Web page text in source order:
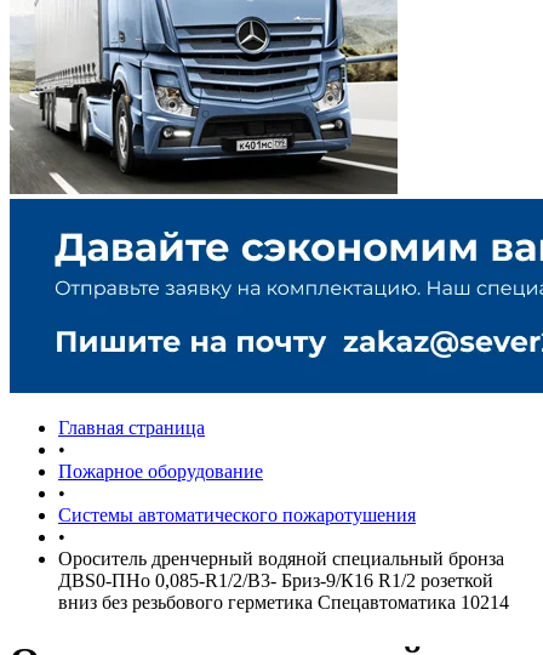
Главная страница
•
Пожарное оборудование
•
Системы автоматического пожаротушения
•
Ороситель дренчерный водяной специальный бронза
ДВS0-ПНо 0,085-R1/2/В3- Бриз-9/К16 R1/2 розеткой
вниз без резьбового герметика Спецавтоматика 10214